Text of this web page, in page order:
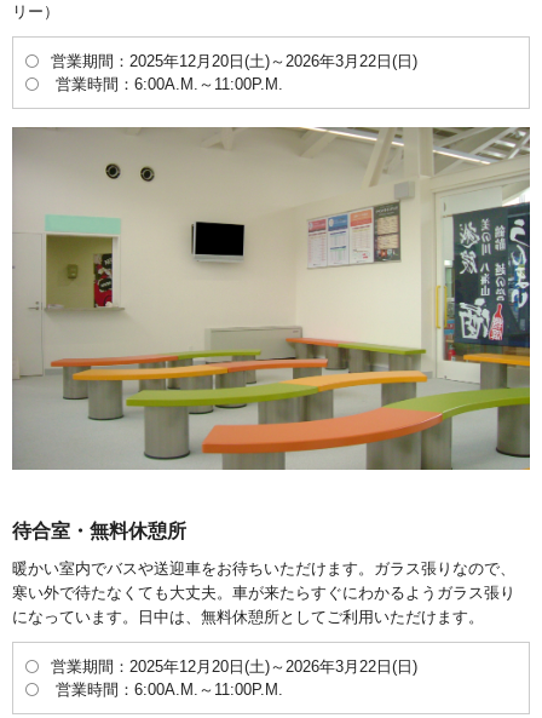
リー）
営業期間：2025年12月20日(土)～2026年3月22日(日)
営業時間：6:00A.M.～11:00P.M.
待合室・無料休憩所
暖かい室内でバスや送迎車をお待ちいただけます。ガラス張りなので、
寒い外で待たなくても大丈夫。車が来たらすぐにわかるようガラス張り
になっています。日中は、無料休憩所としてご利用いただけます。
営業期間：2025年12月20日(土)～2026年3月22日(日)
営業時間：6:00A.M.～11:00P.M.